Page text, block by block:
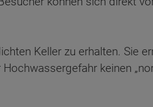
Keller zu erhalten. Sie
keinen